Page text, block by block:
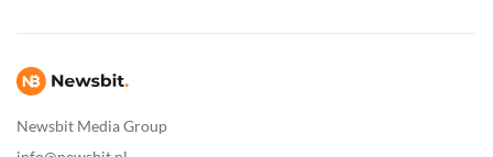
Newsbit Media Group